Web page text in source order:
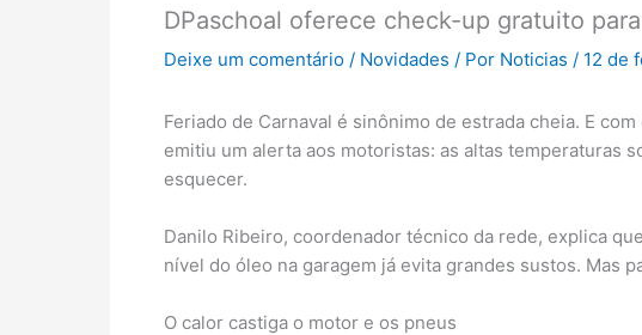
DPaschoal oferece check-up gratuito
Deixe um comentário / Novidades / Por Noticias / 12 de
Feriado de Carnaval é sinônimo de estrada cheia. E
emitiu um alerta aos motoristas: as altas temperaturas
esquecer.
Danilo Ribeiro, coordenador técnico da rede, explica
nível do óleo na garagem já evita grandes sustos. Mas
O calor castiga o motor e os pneus